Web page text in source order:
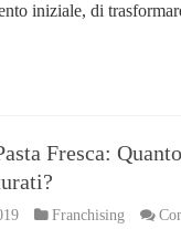
iniziale, di
Fresca:
Franchising